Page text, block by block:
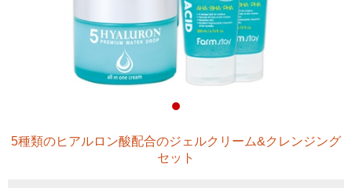
5種類のヒアルロン酸配合のジェルクリーム&クレンジング
セット